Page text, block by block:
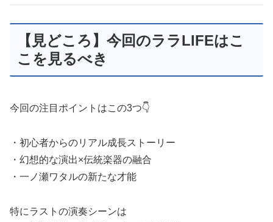
【見どころ】今回のララLIFEはこ
こを見るべき
今回の注目ポイントはこの3つ👇
・初心者からのリアル成長ストーリー
・幻想的な演出×伝統楽器の融合
・一ノ瀬ワタルの新たな才能
特にラストの演奏シーンは